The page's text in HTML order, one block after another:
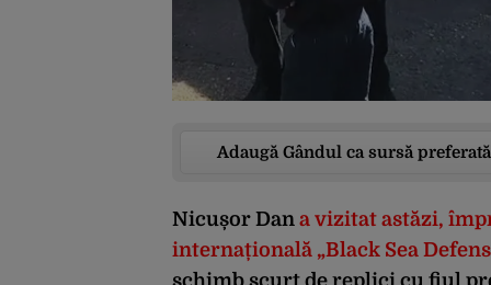
Adaugă Gândul ca sursă preferată
Nicușor Dan a vizitat astăzi,
internațională „Black Sea
schimb scurt de replici cu fiul